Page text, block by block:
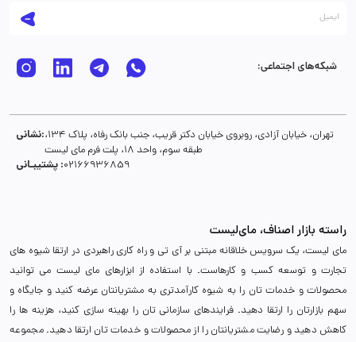
شبکه‌های اجتماعی:
نشانی:تهران، خیابان آزادی، روبروی خیابان دکتر قریب، جنب بانک رفاه، پلاک 134،
طبقه سوم، واحد 18، پلت فرم مای لیست
پشتیبـانی :02166936859
راسته بازار اصناف، مای‌لیست
مای لیست، یک سرویس خلاقانه مبتنی بر آی تی و راه کاری راهبردی در ارتقا شیوه های
تجارت و توسعه کسب و کارهاست. با استفاده از ابزارهای مای لیست می توانید
محصولات و خدمات تان را به شیوه کارآمدتری به مشتریانتان عرضه کنید و جایگاه و
سهم بازارتان را ارتقا دهید. فرایندهای سازمانی تان را بهینه سازی کنید، هزینه ها را
کاهش دهید و رضایت مشتریانتان را از محصولات و خدمات تان ارتقا دهید. مجموعه